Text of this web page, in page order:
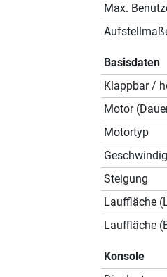
Max.
Basisdaten
Klappbar /
Motor
Motortyp
Steigung
Lauffläche
Lauffläche
Konsole